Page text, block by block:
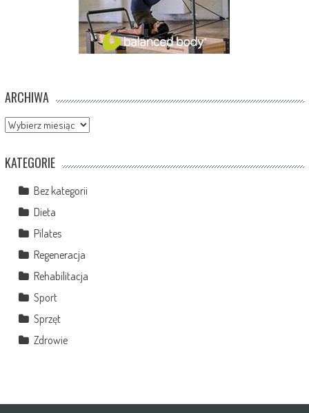
ARCHIWA
Archiwa
KATEGORIE
Bez kategorii
Dieta
Pilates
Regeneracja
Rehabilitacja
Sport
Sprzęt
Zdrowie